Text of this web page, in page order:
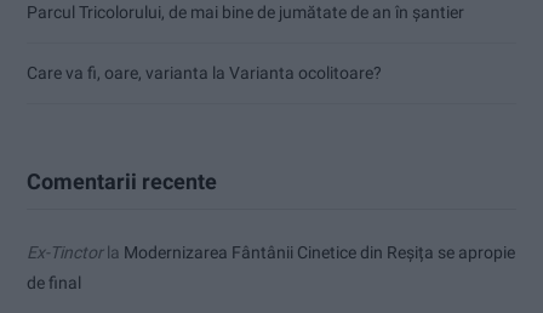
Parcul Tricolorului, de mai bine de jumătate de an în șantier
Care va fi, oare, varianta la Varianta ocolitoare?
Comentarii recente
Ex-Tinctorla Modernizarea Fântânii Cinetice din Reșița se apropie
de final